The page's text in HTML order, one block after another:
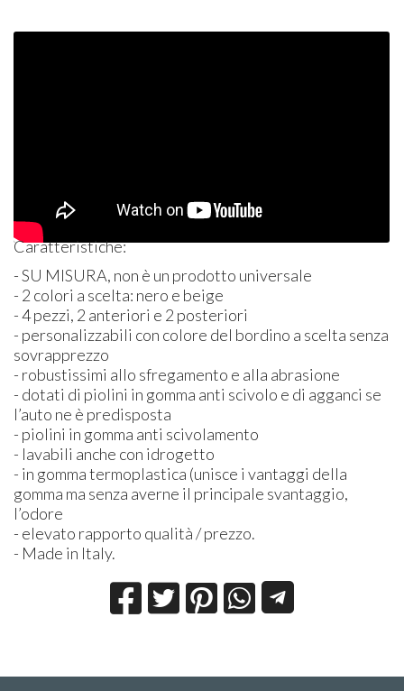
Caratteristiche:
- SU MISURA, non è un prodotto universale
- 2 colori a scelta: nero e beige
- 4 pezzi, 2 anteriori e 2 posteriori
- personalizzabili con colore del bordino a scelta senza
sovrapprezzo
- robustissimi allo sfregamento e alla abrasione
- dotati di piolini in gomma anti scivolo e di agganci se
l’auto ne è predisposta
- piolini in gomma anti scivolamento
- lavabili anche con idrogetto
- in gomma termoplastica (unisce i vantaggi della
gomma ma senza averne il principale svantaggio,
l’odore
- elevato rapporto qualità / prezzo.
- Made in Italy.